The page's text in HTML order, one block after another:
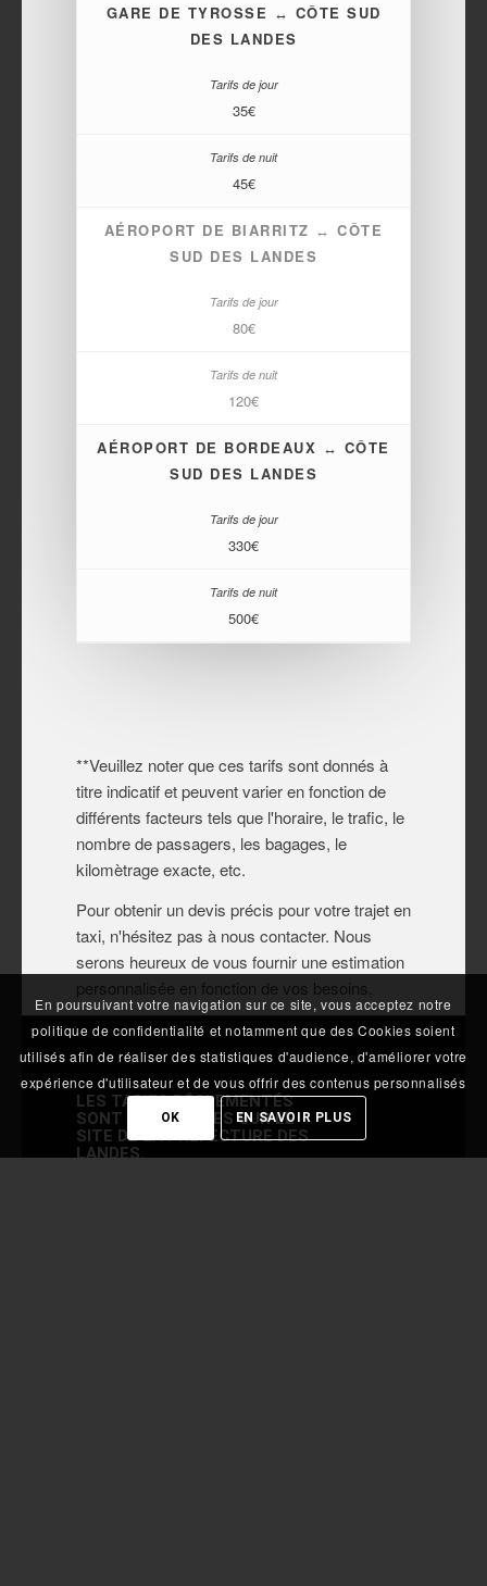
GARE DE TYROSSE ↔ CÔTE SUD
DES LANDES
35€
45€
AÉROPORT DE BIARRITZ ↔ CÔTE
SUD DES LANDES
80€
120€
AÉROPORT DE BORDEAUX ↔ CÔTE
SUD DES LANDES
330€
500€
**Veuillez noter que ces tarifs sont donnés à
titre indicatif et peuvent varier en fonction de
différents facteurs tels que l'horaire, le trafic, le
nombre de passagers, les bagages, le
kilomètrage exacte, etc.
Pour obtenir un devis précis pour votre trajet en
taxi, n'hésitez pas à nous contacter. Nous
serons heureux de vous fournir une estimation
personnalisée en fonction de vos besoins.
LES TARIFS RÉGLEMENTÉS
SONT DISPONIBLES SUR LE
SITE DE LA PRÉFECTURE DES
LANDES.
En poursuivant votre navigation sur ce site, vous acceptez notre
politique de confidentialité et notamment que des Cookies soient
utilisés afin de réaliser des statistiques d'audience, d'améliorer votre
expérience d'utilisateur et de vous offrir des contenus personnalisés
OK EN SAVOIR PLUS